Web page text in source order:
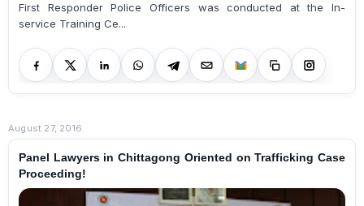
First Responder Police Officers was conducted at the In-
service Training Ce...
August 27, 2016
Panel Lawyers in Chittagong Oriented on Trafficking Case
Proceeding!